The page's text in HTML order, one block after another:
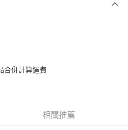
彰化商業銀行
華泰商業銀行
合併計算運費
相關推薦